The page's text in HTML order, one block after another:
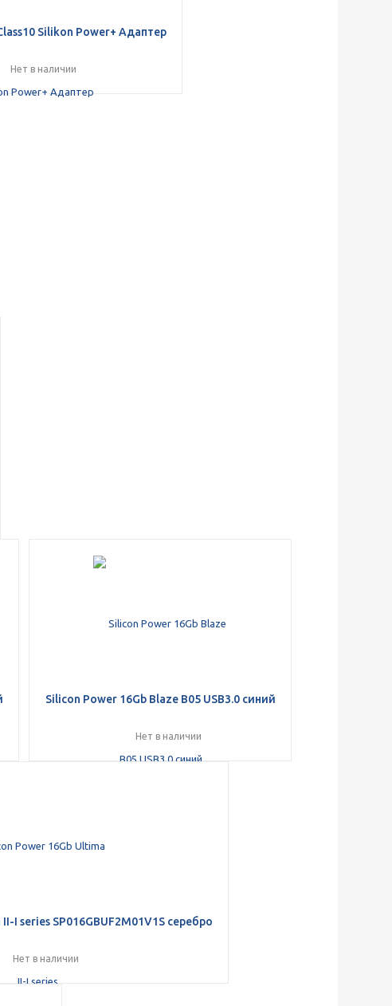
Silikon Power+ Адаптер
Нет в наличии
Silicon Power 16Gb Blaze B05 USB3.0 синий
Нет в наличии
I series SP016GBUF2M01V1S серебро
Нет в наличии